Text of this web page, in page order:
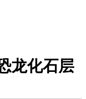
龙化石层